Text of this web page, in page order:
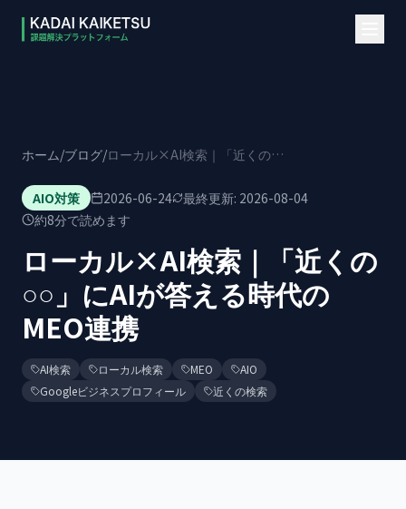
ホーム/ブログ/ ローカル×AI検索｜「近くの○○」にAIが答える時代のMEO連携
AIO対策 2026-06-24 最終更新: 2026-08-04
約8分で読めます
ローカル×AI検索｜「近くの
○○」にAIが答える時代の
MEO連携
AI検索 ローカル検索 MEO
AIO
Googleビジネスプロフィール
近くの検索